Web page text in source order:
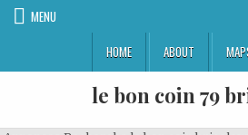
MENU
HOME
ABOUT
le bon coin 79